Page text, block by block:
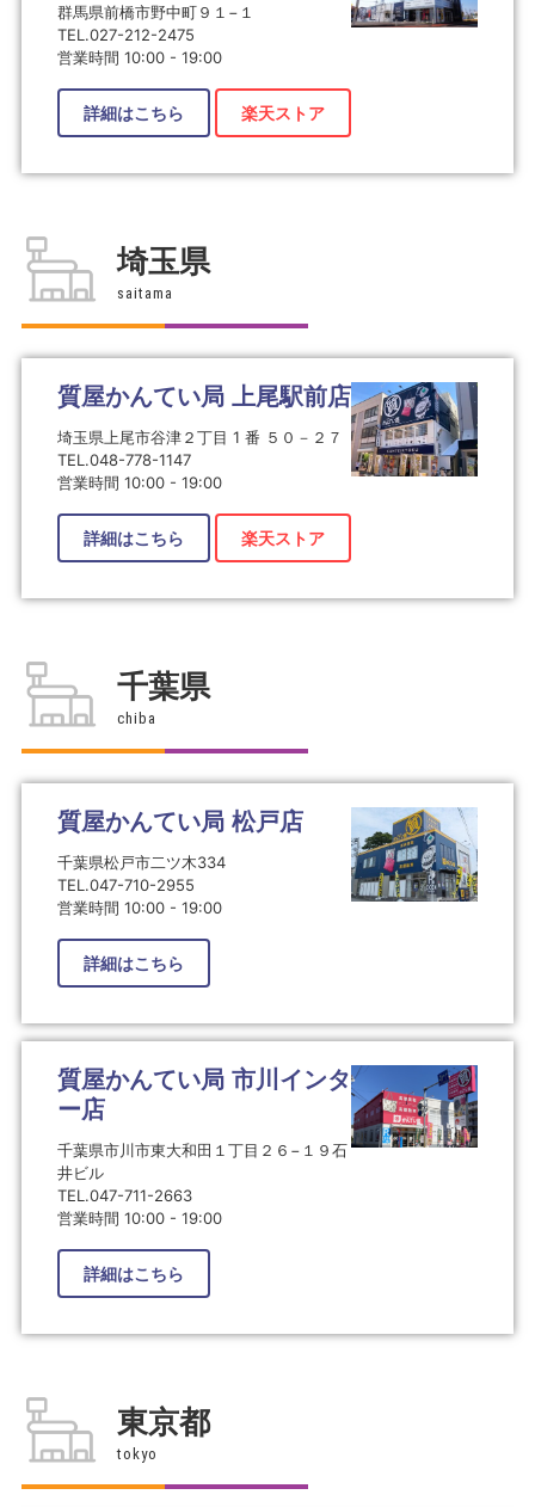
群馬県前橋市野中町９１−１
TEL.027-212-2475
営業時間 10:00 - 19:00
詳細はこちら 楽天ストア
埼玉県
saitama
質屋かんてい局 上尾駅前店
埼玉県上尾市谷津２丁目 1 番 ５０－２７
TEL.048-778-1147
営業時間 10:00 - 19:00
詳細はこちら 楽天ストア
千葉県
chiba
質屋かんてい局 松戸店
千葉県松戸市二ツ木334
TEL.047-710-2955
営業時間 10:00 - 19:00
詳細はこちら
質屋かんてい局 市川インタ
ー店
千葉県市川市東大和田１丁目２６−１９石
井ビル
TEL.047-711-2663
営業時間 10:00 - 19:00
詳細はこちら
東京都
tokyo